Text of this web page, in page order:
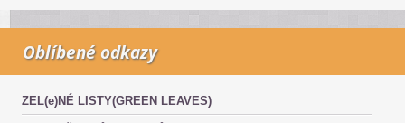
Oblíbené odkazy
ZEL(e)NÉ LISTY(GREEN LEAVES)